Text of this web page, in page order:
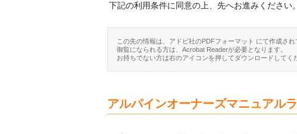
下記の利用条件に同意の上、先へお進みください。
この先の情報は、アドビ社のPDFフォーマット にて作成され
御覧になられる方は、Acrobat Readerが必要となります。
お持ちでない方は右のアイコンを押してダウンロードしてく
アルパインオーナーズマニュアル